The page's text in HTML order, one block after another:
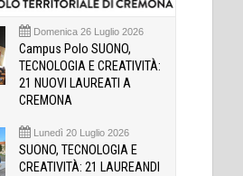
Domenica 26 Luglio 2026
Campus Polo SUONO,
TECNOLOGIA E CREATIVITÀ:
21 NUOVI LAUREATI A
CREMONA
Lunedì 20 Luglio 2026
SUONO, TECNOLOGIA E
CREATIVITÀ: 21 LAUREANDI